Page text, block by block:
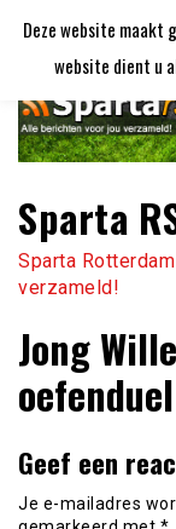
naar
Sparta
Sparta
verzameld!
Jong
Geef een
Je e-mailadres
Deze website maakt
website dient u